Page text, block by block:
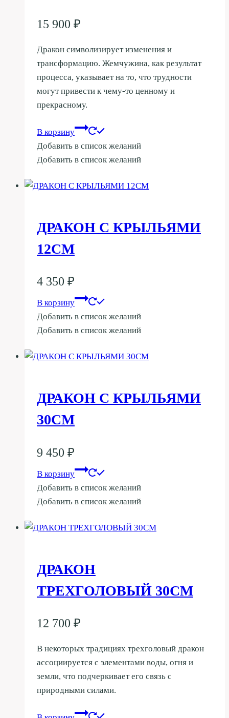
15 900 ₽
Дракон символизирует изменения и
трансформацию. Жемчужина, как результат
процесса, указывает на то, что трудности
могут привести к чему-то ценному и
прекрасному.
В корзину
Добавить в список желаний
Добавить в список желаний
ДРАКОН С КРЫЛЬЯМИ
12СМ
4 350 ₽
В корзину
Добавить в список желаний
Добавить в список желаний
ДРАКОН С КРЫЛЬЯМИ
30СМ
9 450 ₽
В корзину
Добавить в список желаний
Добавить в список желаний
ДРАКОН
ТРЕХГОЛОВЫЙ 30СМ
12 700 ₽
В некоторых традициях трехголовый дракон
ассоциируется с элементами воды, огня и
земли, что подчеркивает его связь с
природными силами.